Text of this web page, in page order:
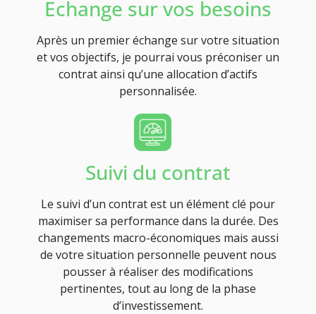
Echange sur vos besoins
Après un premier échange sur votre situation
et vos objectifs, je pourrai vous préconiser un
contrat ainsi qu’une allocation d’actifs
personnalisée.
Suivi du contrat
Le suivi d’un contrat est un élément clé pour
maximiser sa performance dans la durée. Des
changements macro-économiques mais aussi
de votre situation personnelle peuvent nous
pousser à réaliser des modifications
pertinentes, tout au long de la phase
d’investissement.